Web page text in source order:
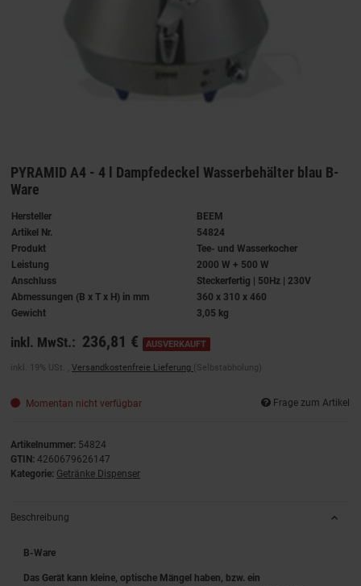
PYRAMID A4 - 4 l Dampfedeckel Wasserbehälter blau B-
Ware
Hersteller
BEEM
Artikel Nr.
54824
Produkt
Tee- und Wasserkocher
Leistung
2000 W + 500 W
Anschluss
Steckerfertig | 50Hz | 230V
Abmessungen (B x T x H) in mm
360 x 310 x 460
Gewicht
3,05 kg
inkl. MwSt.: 236,81 € AUSVERKAUFT
inkl. 19% USt. , Versandkostenfreie Lieferung (Selbstabholung)
Momentan nicht verfügbar Frage zum Artikel
Artikelnummer: 54824
GTIN: 4260679626147
Kategorie: Getränke Dispenser
Beschreibung
B-Ware
Das Gerät kann kleine, optische Mängel haben, bzw. ein